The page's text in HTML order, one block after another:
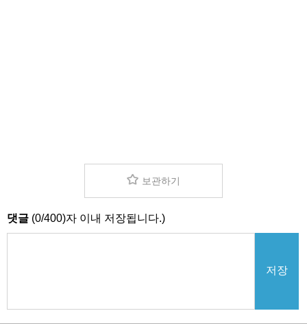
보관하기
댓글 (0/400)자 이내 저장됩니다.)
저장